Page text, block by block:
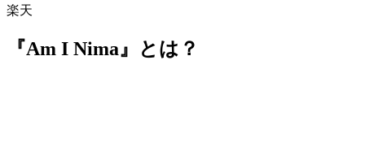
楽天
『Am I Nima』とは？